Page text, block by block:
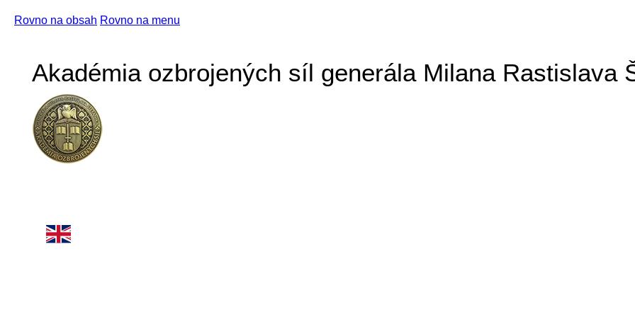
Rovno na obsah Rovno na menu
Akadémia ozbrojených síl generála Milana Rastislava